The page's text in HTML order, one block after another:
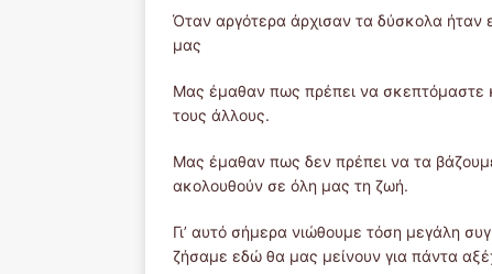
Όταν αργότερα άρχισαν τα δύσκολα ήταν
μας
Μας έμαθαν πως πρέπει να σκεπτόμαστε
τους άλλους.
Μας έμαθαν πως δεν πρέπει να τα
ακολουθούν σε όλη μας τη ζωή.
Γι’ αυτό σήμερα νιώθουμε τόση μεγάλη
ζήσαμε εδώ θα μας μείνουν για πάντα